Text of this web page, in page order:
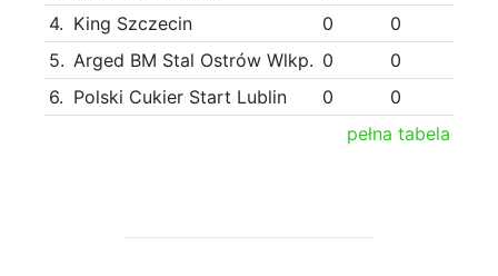
4. King Szczecin 0
0
5. Arged BM Stal Ostrów Wlkp. 0
0
6. Polski Cukier Start Lublin 0
0
pełna tabela